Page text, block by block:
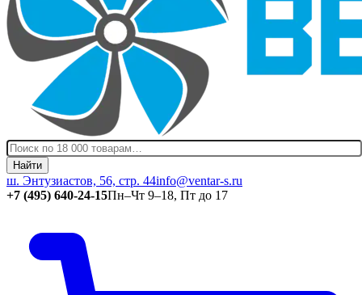
Найти
ш. Энтузиастов, 56, стр. 44info@ventar-s.ru
+7 (495) 640-24-15Пн–Чт 9–18, Пт до 17